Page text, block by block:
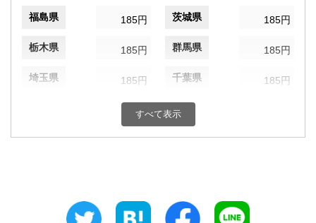
福島県 185円 茨城県 185円
栃木県 185円 群馬県 185円
埼玉県 185円 千葉県 185円
185円 神奈川県
新潟県 185円 富山県 185円
185円 長野県
すべて表示